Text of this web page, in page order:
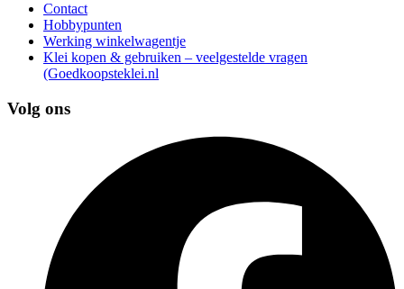
Contact
Hobbypunten
Werking winkelwagentje
Klei kopen & gebruiken – veelgestelde vragen
(Goedkoopsteklei.nl
Volg ons